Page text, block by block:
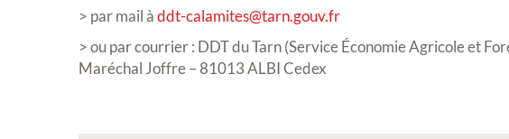
> par mail àddt-calamites@tarn.gouv.fr
> ou par courrier : DDT du Tarn (Service Économie Agricole et
Maréchal Joffre – 81013 ALBI Cedex
Vous souhaitez exposer vos